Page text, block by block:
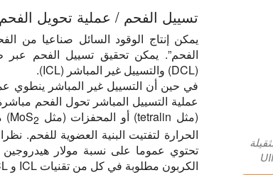
تسييل الفحم / عملية تحويل
يمكن إنتاج الوقود السائل صناعيا من
الفحم”. يمكن تحقيق تسييل الفحم عبر
(DCL) والتسييل غير المباشر (ICL).
في حين أن التسييل غير المباشر ينطوي
عملية التسييل المباشر تحول الفحم
(مثل tetralin) أو المحفزات (مثل MoS
2
)
الحرارة لتفتيت البنية العضوية للفحم.
تحتوي عموما على نسبة مولار
الكربون مطلوبة في كل من تقنيات ICL و DCL.